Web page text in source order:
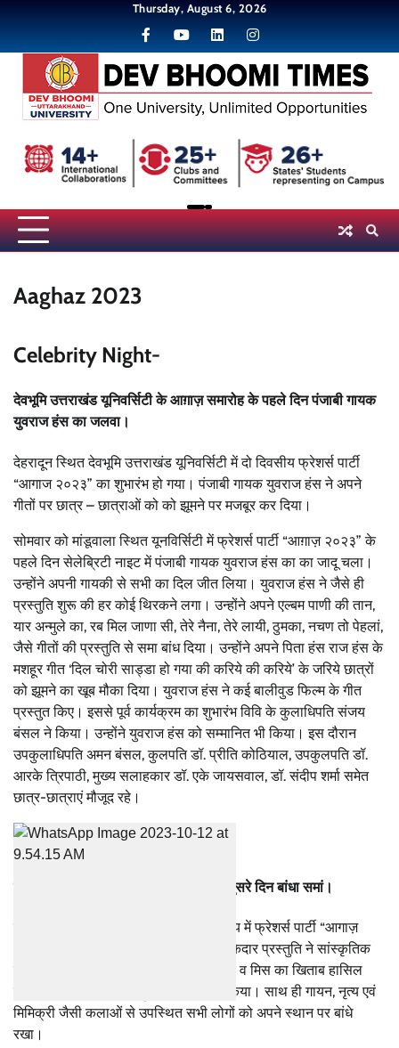
content
Thursday, August 6, 2026
Aaghaz 2023
Celebrity Night-
देवभूमि उत्तराखंड यूनिवर्सिटी के आग़ाज़ समारोह के पहले दिन पंजाबी गायक
युवराज हंस का जलवा।
देहरादून स्थित देवभूमि उत्तराखंड यूनिवर्सिटी में दो दिवसीय फ्रेशर्स पार्टी
“आगाज २०२३” का शुभारंभ हो गया। पंजाबी गायक युवराज हंस ने अपने
गीतों पर छात्र – छात्राओं को को झूमने पर मजबूर कर दिया।
सोमवार को मांडूवाला स्थित यूनविर्सिटी में फ्रेशर्स पार्टी “आग़ाज़ २०२३” के
पहले दिन सेलेब्रिटी नाइट में पंजाबी गायक युवराज हंस का का जादू चला।
उन्होंने अपनी गायकी से सभी का दिल जीत लिया। युवराज हंस ने जैसे ही
प्रस्तुति शुरू की हर कोई थिरकने लगा। उन्होंने अपने एल्बम पाणी की तान,
यार अन्मुले का, रब मिल जाणा सी, तेरे नैना, तेरे लायी, ठुमका, नचण तो पेहलां,
जैसे गीतों की प्रस्तुति से समा बांध दिया। उन्होंने अपने पिता हंस राज हंस के
मशहूर गीत ‘दिल चोरी साड्डा हो गया की करिये की करिये’ के जरिये छात्रों
को झूमने का खूब मौका दिया। युवराज हंस ने कई बालीवुड फिल्म के गीत
प्रस्तुत किए। इससे पूर्व कार्यक्रम का शुभारंभ विवि के कुलाधिपति संजय
बंसल ने किया। उन्होंने युवराज हंस को सम्मानित भी किया। इस दौरान
उपकुलाधिपति अमन बंसल, कुलपति डॉ. प्रीति कोठियाल, उपकुलपति डॉ.
आरके त्रिपाठी, मुख्य सलाहकार डॉ. एके जायसवाल, डॉ. संदीप शर्मा समेत
छात्र-छात्राएं मौजूद रहे।
Cultural Night-
सांस्कृतिक नृत्य और रैंप वाक ने ‘आगाज़’ के दुसरे दिन बांधा समां।
देहरादून स्थित देवभूमि उत्तराखंड विश्वविद्यालय में फ्रेशर्स पार्टी “आगाज़
२०२३” के दूसरे दिन छात्र छात्राओं की धमाकेदार प्रस्तुति ने सांस्कृतिक
संध्या को यादगार बना दिया। छात्रों ने मिस्टर व मिस का खिताब हासिल
करने के लिए रैंप पर अपने हुनर का प्रदर्शन किया। साथ ही गायन, नृत्य एवं
मिमिक्री जैसी कलाओं से उपस्थित सभी लोगों को अपने स्थान पर बांधे
रखा।